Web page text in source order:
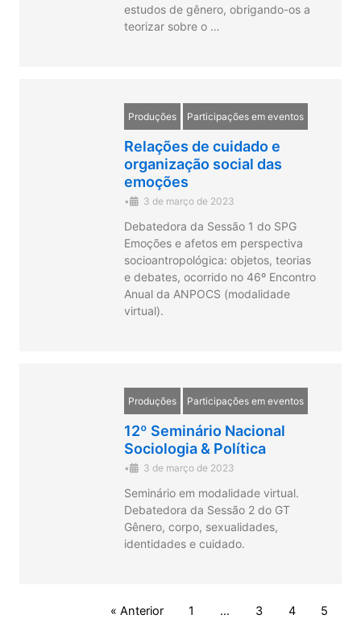
estudos de gênero, obrigando-os a
teorizar sobre o …
Produções Participações em eventos
Relações de cuidado e
organização social das
emoções
• 3 de março de 2023
Debatedora da Sessão 1 do SPG
Emoções e afetos em perspectiva
socioantropológica: objetos, teorias
e debates, ocorrido no 46º Encontro
Anual da ANPOCS (modalidade
virtual).
Produções Participações em eventos
12º Seminário Nacional
Sociologia & Política
• 3 de março de 2023
Seminário em modalidade virtual.
Debatedora da Sessão 2 do GT
Gênero, corpo, sexualidades,
identidades e cuidado.
« Anterior 1 … 3 4 5